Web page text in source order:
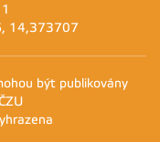
14,373707
být publikovány